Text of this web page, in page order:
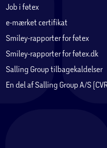
skærm.
Se. Hør. Spektakulært.
Kombinationen af Dolby
Filmmaker Mode
Oplev budskabet, som
at se detaljer som lyd,
Job i føtex
e-mærket certifikat
Smiley-rapporter for føtex
Smiley-rapporter for føtex.dk
Salling Group tilbagekaldelser
En del af Salling Group A/S